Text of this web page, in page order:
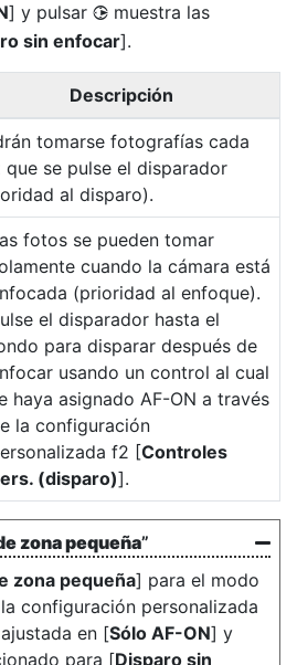
] y pulsar 2 muestra las
sin enfocar].
Descripción
tomarse fotografías cada
que se pulse el disparador
al disparo).
fotos se pueden tomar
cuando la cámara está
(prioridad al enfoque).
el disparador hasta el
para disparar después de
usando un control al cual
haya asignado AF-ON a través
la configuración
f2 [Controles
(disparo)].
zona pequeña”
zona pequeña] para el modo
configuración personalizada
en [Sólo AF-ON] y
para [Disparo sin